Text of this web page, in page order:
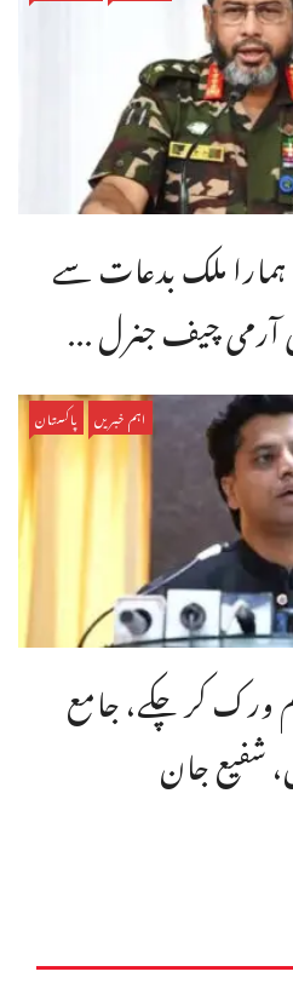
ہمارا ملک بدعات سے
آرمی چیف جنرل ...
اہم خبریں پاکستان
ورک کر چکے، جامع
شفیع جان